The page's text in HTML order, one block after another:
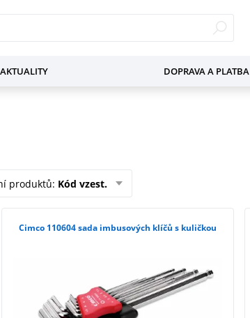
AKTUALITY DOPRAVA A PLATBA
produktů: Kód vzest.
Cimco 110604 sada imbusových klíčů s kuličkou